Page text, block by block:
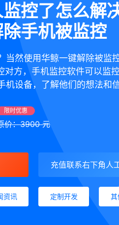
控了怎么解
手机被监控
当然使用华鲸一键解除被监
对方，手机监控软件可以监
机设备，了解他们的想法和
限时优惠
价：3900 元
充值联系右下角人
资讯 定制开发 其